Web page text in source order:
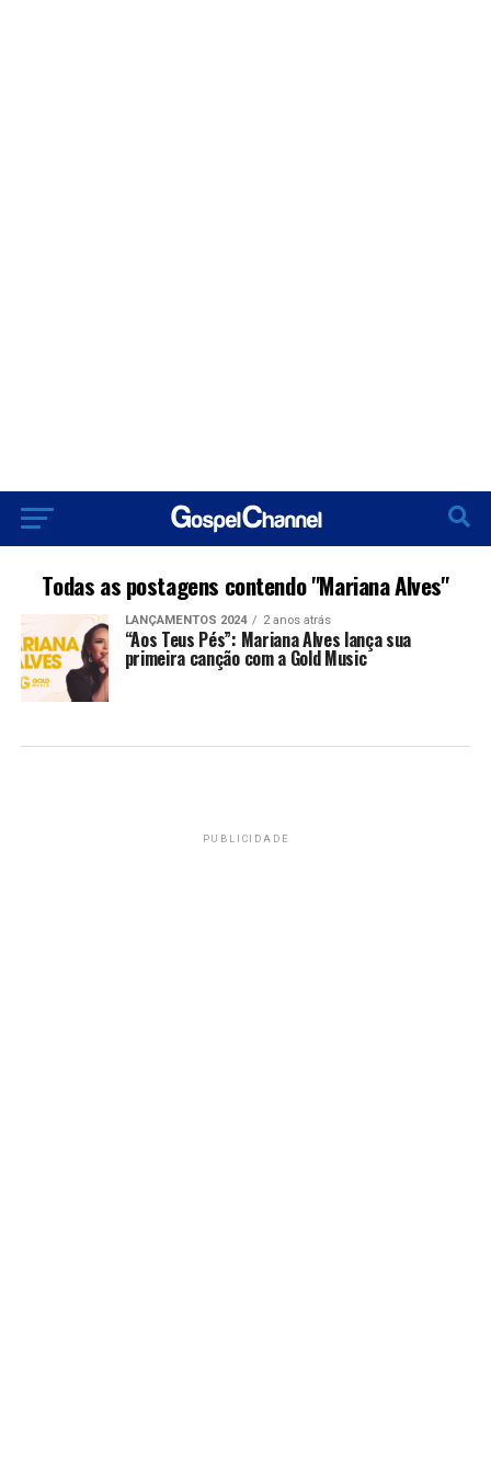
Todas as postagens contendo "Mariana Alves"
LANÇAMENTOS 2024 2 anos atrás
“Aos Teus Pés”: Mariana Alves lança sua
primeira canção com a Gold Music
PUBLICIDADE